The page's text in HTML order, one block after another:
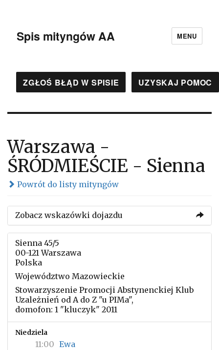
Spis mityngów AA MENU
ZGŁOŚ BŁĄD W SPISIE UZYSKAJ POMOC
Warszawa -
ŚRÓDMIEŚCIE - Sienna
Powrót do listy mityngów
Zobacz wskazówki dojazdu
Sienna 45/5
00-121 Warszawa
Polska
Województwo Mazowieckie
Stowarzyszenie Promocji Abstynenckiej Klub
Uzależnień od A do Z "u PIMa",
domofon: 1 "kluczyk" 2011
Niedziela
11:00 Ewa